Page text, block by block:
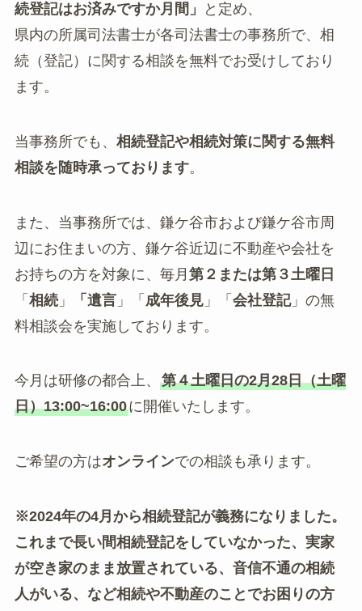
続登記はお済みですか月間」
と定め、
県内の所属司法書士が各司法書士の事務所で、相
続（登記）に関する相談を無料でお受けしており
ます。
当事務所でも、 相続登記や相続対策に関する無料
相談を随時承っております。
また、当事務所では、鎌ケ谷市および鎌ケ谷市周
辺にお住まいの方、鎌ケ谷近辺に不動産や会社を
お持ちの方を対象に、毎月 第２または第３土曜日
「 相続」 「遺言」「 成年後見」「 会社登記」の無
料相談会を実施しております。
今月は研修の都合上、 第４土曜日の2月28日（土曜
日）13:00~16:00に開催いたします。
ご希望の方はオンラインでの相談も承ります。
※2024年の4月から相続登記が義務になりました。
これまで長い間相続登記をしていなかった、実家
が空き家のまま放置されている、音信不通の相続
人がいる、など相続や不動産のことでお困りの方